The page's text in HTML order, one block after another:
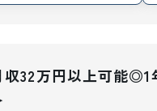
32万円以上可能◎1